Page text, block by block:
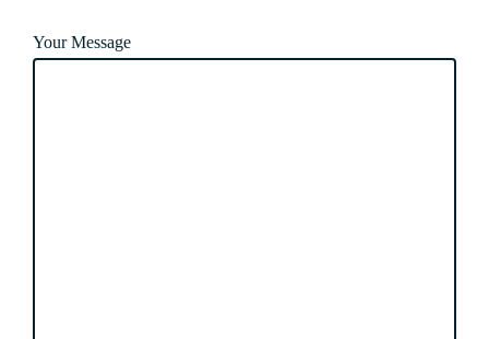
Your Message